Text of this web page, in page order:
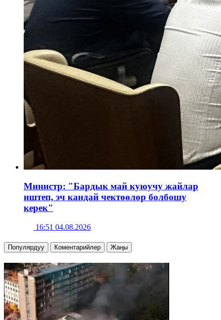
Министр: "Бардык май куюучу жайлар
иштеп, эч кандай чектөөлөр болбошу
керек"
16:51 04.08.2026
Популярдуу Коментарийлер Жаңы